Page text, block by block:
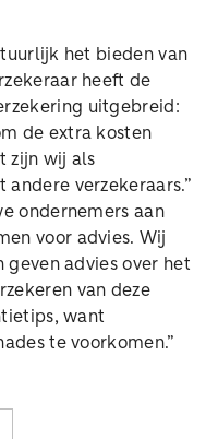
het bieden van
heeft de
uitgebreid:
de extra kosten
zijn wij als
verzekeraars.”
ondernemers aan
voor advies. Wij
geven advies over het
van deze
want
te voorkomen.”